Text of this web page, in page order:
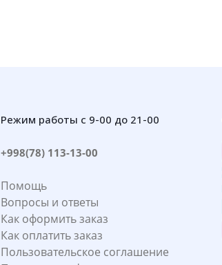
Режим работы с 9-00 до 21-00
+998(78) 113-13-00
Помощь
Вопросы и ответы
Как оформить заказ
Как оплатить заказ
Пользовательское соглашение